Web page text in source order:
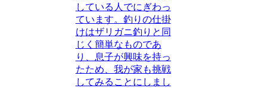
している人でにぎわっ
ています。釣りの仕掛
けはザリガニ釣りと同
じく簡単なものであ
り、息子が興味を持っ
たため、我が家も挑戦
してみることにしまし